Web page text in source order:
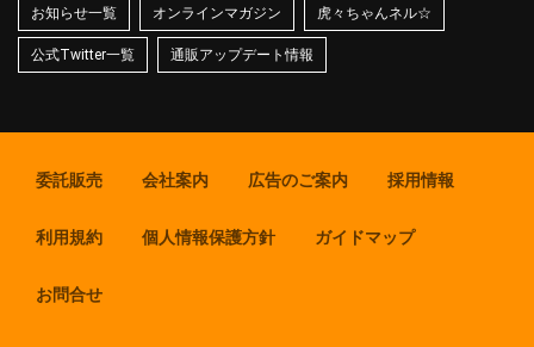
お知らせ一覧 オンラインマガジン 虎々ちゃんネル☆
公式Twitter一覧 通販アップデート情報
委託販売 会社案内 広告のご案内 採用情報
利用規約 個人情報保護方針 ガイドマップ
お問合せ